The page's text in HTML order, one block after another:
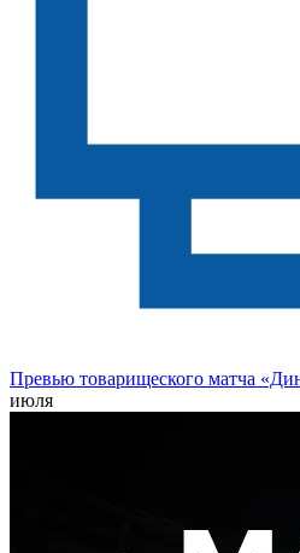
Превью товарищеского матча
июля